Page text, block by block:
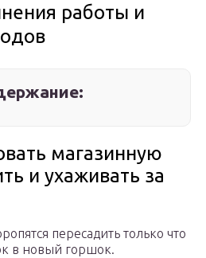
работы и
магазинную
и ухаживать за
пересадить только что
в новый горшок.